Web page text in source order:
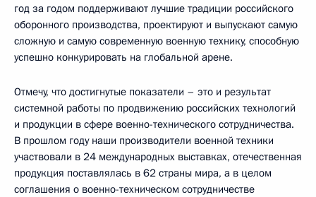
год за годом поддерживают лучшие традиции российского
оборонного производства, проектируют и выпускают самую
сложную и самую современную военную технику, способную
успешно конкурировать на глобальной арене.
Отмечу, что достигнутые показатели – это и результат
системной работы по продвижению российских технологий
и продукции в сфере военно-технического сотрудничества.
В прошлом году наши производители военной техники
участвовали в 24 международных выставках, отечественная
продукция поставлялась в 62 страны мира, а в целом
соглашения о военно-техническом сотрудничестве